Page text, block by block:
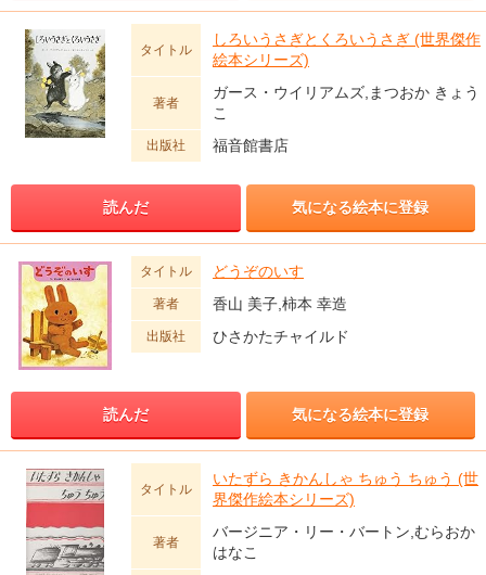
タイトル
しろいうさぎとくろいうさぎ (世界傑作
絵本シリーズ)
著者
ガース・ウイリアムズ,まつおか きょう
こ
出版社 福音館書店
読んだ 気になる絵本に登録
タイトル どうぞのいす
著者 香山 美子,柿本 幸造
出版社 ひさかたチャイルド
読んだ 気になる絵本に登録
タイトル
いたずら きかんしゃ ちゅう ちゅう (世
界傑作絵本シリーズ)
著者
バージニア・リー・バートン,むらおか
はなこ